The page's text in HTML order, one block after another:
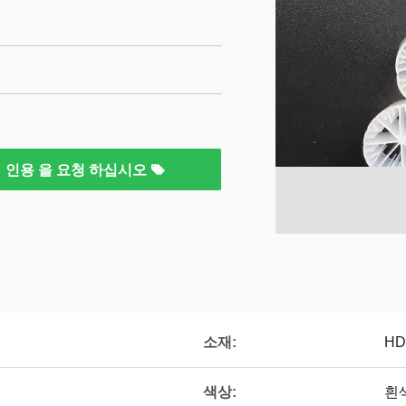
인용 을 요청 하십시오
소재:
색상: 흰